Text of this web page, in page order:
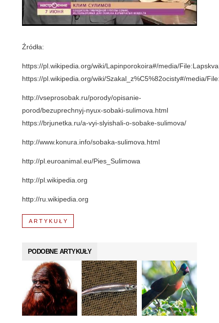
Źródła:
https://pl.wikipedia.org/wiki/Lapinporokoira#/media/
https://pl.wikipedia.org/wiki/Szakal_z%C5%82ocisty#/media/
http://vseprosobak.ru/porody/opisanie-
porod/bezuprechnyj-nyux-sobaki-sulimova.html
https://brjunetka.ru/a-vyi-slyishali-o-sobake-sulimova/
http://www.konura.info/sobaka-sulimova.html
http://pl.euroanimal.eu/Pies_Sulimowa
http://pl.wikipedia.org
http://ru.wikipedia.org
ARTYKUŁY
PODOBNE ARTYKUŁY